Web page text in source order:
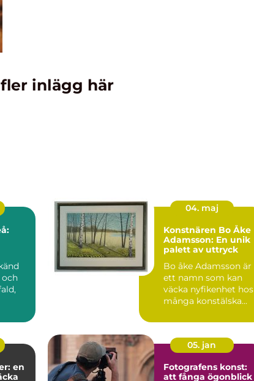
fler inlägg här
04. maj
Konstnären Bo Åke
Adamsson: En unik
palett av uttryck
Bo åke Adamsson är
ett namn som kan
väcka nyfikenhet hos
många konstälska...
en
05. jan
Fotografens konst:
att fånga ögonblick